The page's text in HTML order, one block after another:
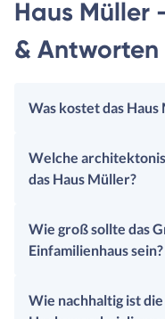
Haus Müller
& Antworten
Was kostet das
Welche
das Haus Müller?
Wie groß sollte das
Einfamilienhaus sein?
Wie nachhaltig ist